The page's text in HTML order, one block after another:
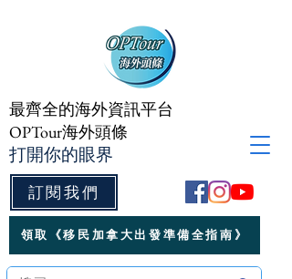
訂閱我們
最齊全的海外資訊平台
OPTour海外頭條
打開你的眼界
領取《移民加拿大出發準備全指南》